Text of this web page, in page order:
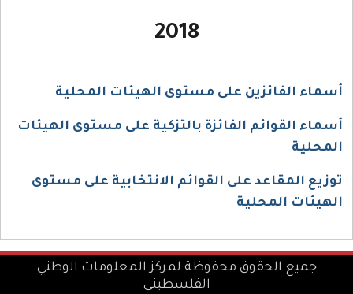
2018
أسماء الفائزين على مستوى الهيئات المحلية
أسماء القوائم الفائزة بالتزكية على مستوى الهيئات
المحلية
توزيع المقاعد على القوائم الانتخابية على مستوى
الهيئات المحلية
جميع الحقوق محفوظة لمركز المعلومات الوطني
الفلسطيني